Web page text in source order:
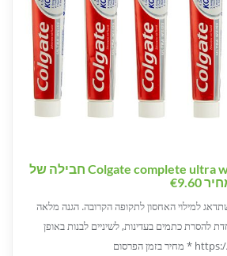
משחת שיניים Colgate complete ultra white חבילה של
€11.88 כמות שתדאג למילוי האחסון לתקופה הקרובה. הגנה מלאה
להסרת כתמים בעדינות, לשיניים לבנות באופן